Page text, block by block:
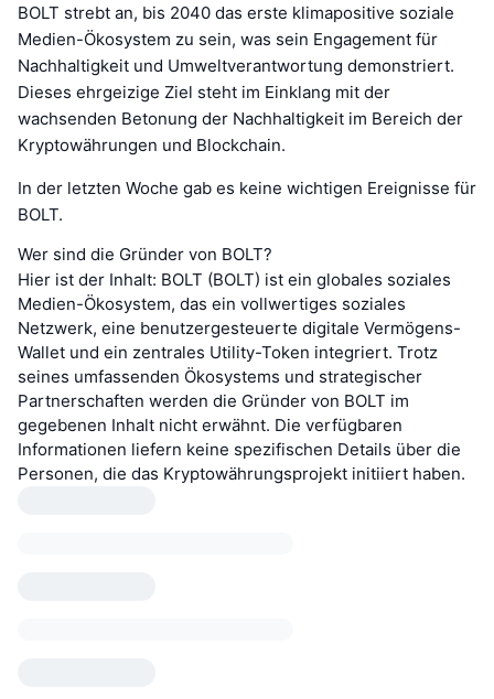
BOLT strebt an, bis 2040 das erste klimapositive soziale
Medien-Ökosystem zu sein, was sein Engagement für
Nachhaltigkeit und Umweltverantwortung demonstriert.
Dieses ehrgeizige Ziel steht im Einklang mit der
wachsenden Betonung der Nachhaltigkeit im Bereich der
Kryptowährungen und Blockchain.
In der letzten Woche gab es keine wichtigen Ereignisse für
BOLT.
Wer sind die Gründer von BOLT?
Hier ist der Inhalt: BOLT (BOLT) ist ein globales soziales
Medien-Ökosystem, das ein vollwertiges soziales
Netzwerk, eine benutzergesteuerte digitale Vermögens-
Wallet und ein zentrales Utility-Token integriert. Trotz
seines umfassenden Ökosystems und strategischer
Partnerschaften werden die Gründer von BOLT im
gegebenen Inhalt nicht erwähnt. Die verfügbaren
Informationen liefern keine spezifischen Details über die
Personen, die das Kryptowährungsprojekt initiiert haben.